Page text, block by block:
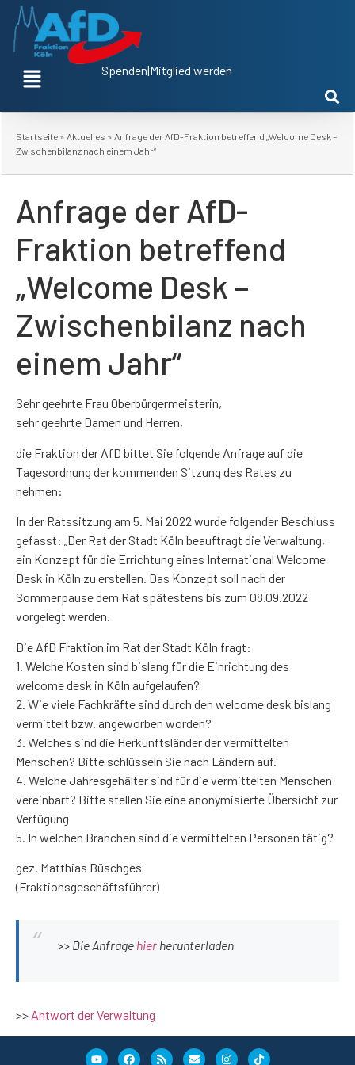
Spenden|Mitglied werden
Startseite » Aktuelles » Anfrage der AfD-Fraktion betreffend „Welcome Desk –
Zwischenbilanz nach einem Jahr“
Anfrage der AfD-
Fraktion betreffend
„Welcome Desk –
Zwischenbilanz nach
einem Jahr“
Sehr geehrte Frau Oberbürgermeisterin,
sehr geehrte Damen und Herren,
die Fraktion der AfD bittet Sie folgende Anfrage auf die
Tagesordnung der kommenden Sitzung des Rates zu
nehmen:
In der Ratssitzung am 5. Mai 2022 wurde folgender Beschluss
gefasst: „Der Rat der Stadt Köln beauftragt die Verwaltung,
ein Konzept für die Errichtung eines International Welcome
Desk in Köln zu erstellen. Das Konzept soll nach der
Sommerpause dem Rat spätestens bis zum 08.09.2022
vorgelegt werden.
Die AfD Fraktion im Rat der Stadt Köln fragt:
1. Welche Kosten sind bislang für die Einrichtung des
welcome desk in Köln aufgelaufen?
2. Wie viele Fachkräfte sind durch den welcome desk bislang
vermittelt bzw. angeworben worden?
3. Welches sind die Herkunftsländer der vermittelten
Menschen? Bitte schlüsseln Sie nach Ländern auf.
4. Welche Jahresgehälter sind für die vermittelten Menschen
vereinbart? Bitte stellen Sie eine anonymisierte Übersicht zur
Verfügung
5. In welchen Branchen sind die vermittelten Personen tätig?
gez. Matthias Büschges
(Fraktionsgeschäftsführer)
>> Die Anfrage hier herunterladen
>> Antwort der Verwaltung